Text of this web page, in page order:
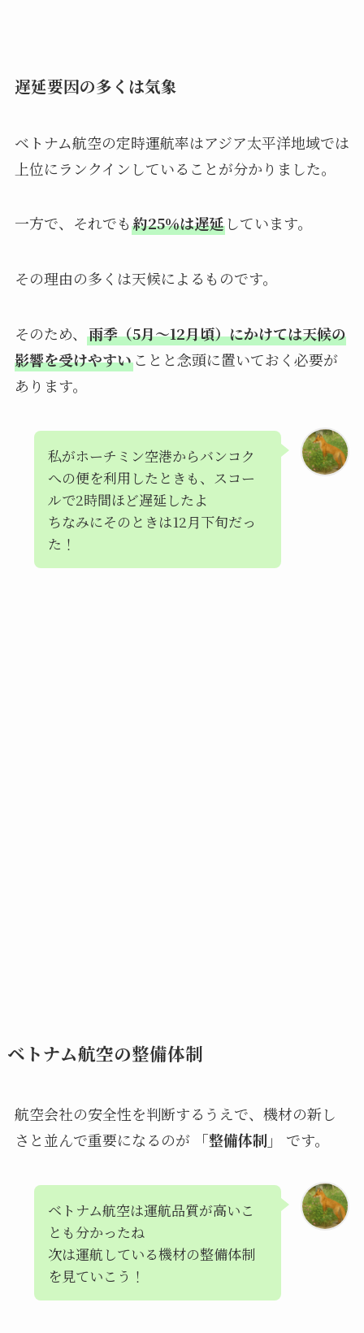
遅延要因の多くは気象
ベトナム航空の定時運航率はアジア太平洋地域では
上位にランクインしていることが分かりました。
一方で、それでも 約25％は遅延しています。
その理由の多くは天候によるものです。
そのため、 雨季（5月～12月頃）にかけては天候の
影響を受けやすいことと念頭に置いておく必要が
あります。
私がホーチミン空港からバンコク
への便を利用したときも、スコー
ルで2時間ほど遅延したよ
ちなみにそのときは12月下旬だっ
た！
ベトナム航空の整備体制
航空会社の安全性を判断するうえで、機材の新し
さと並んで重要になるのが
「整備体制」 です。
ベトナム航空は運航品質が高いこ
とも分かったね
次は運航している機材の整備体制
を見ていこう！